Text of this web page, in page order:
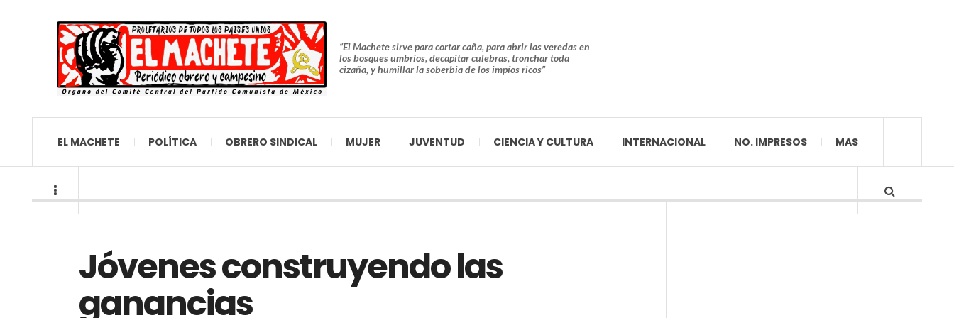
“El Machete sirve para cortar caña, para abrir las veredas en
los bosques umbríos, decapitar culebras, tronchar toda
cizaña, y humillar la soberbia de los impíos ricos”
EL MACHETE POLÍTICA OBRERO SINDICAL MUJER JUVENTUD CIENCIA Y CULTURA INTERNACIONAL NO. IMPRESOS MAS
Jóvenes construyendo las
ganancias